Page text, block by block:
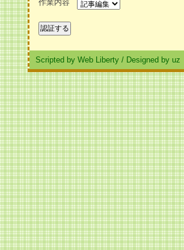
作業内容
Scripted by Web Liberty / Designed by uz